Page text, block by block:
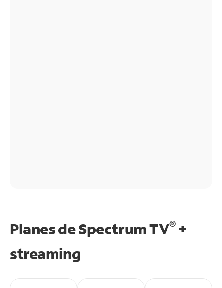
Planes de Spectrum TV®+
streaming